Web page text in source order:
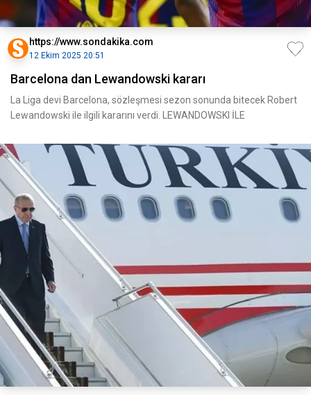
https://www.sondakika.com
12 Ekim 2025 20:51
Barcelona dan Lewandowski kararı
La Liga devi Barcelona, sözleşmesi sezon sonunda bitecek Robert
Lewandowski ile ilgili kararını verdi. LEWANDOWSKI İLE